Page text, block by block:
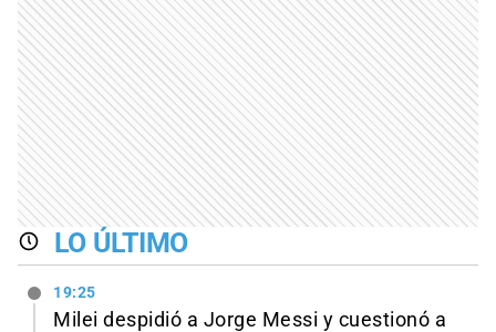
LO ÚLTIMO
19:25
Milei despidió a Jorge Messi y cuestionó a